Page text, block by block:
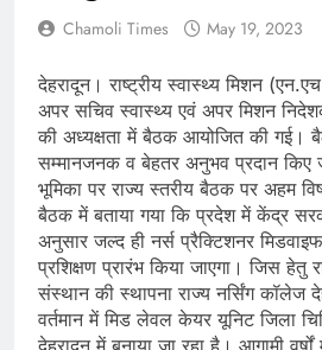
Chamoli Times May 19, 2023
देहरादून। राष्ट्रीय स्वास्थ्य मिशन
अपर सचिव स्वास्थ्य एवं अपर मिशन
की अध्यक्षता में बैठक आयोजित की गई।
सम्मानजनक व बेहतर अनुभव प्रदान किए
भूमिका पर राज्य स्तरीय बैठक पर अहम
बैठक में बताया गया कि प्रदेश में केंद्र
अनुसार जल्द ही नर्स प्रैक्टिशनर
प्रशिक्षण प्रारंभ किया जाएगा। जिस हेतु
संस्थान की स्थापना राज्य नर्सिंग कॉलेज
वर्तमान में मिड लेवल केयर यूनिट जिला
देहरादून में बनाया जा रहा है। आगामी